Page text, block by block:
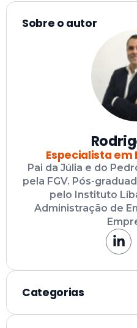
Sobre o autor
Especialista em
Pai da Júlia e do
pela FGV. Pós-
pelo Instituto
Administração de
Categorias